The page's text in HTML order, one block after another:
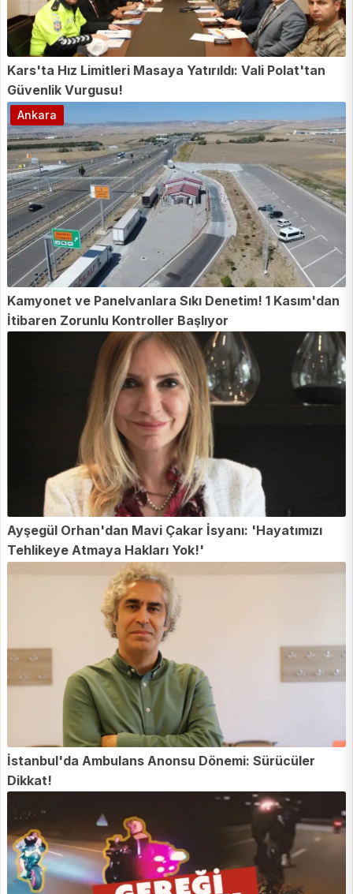
Kars'ta Hız Limitleri Masaya Yatırıldı: Vali Polat'tan
Güvenlik Vurgusu!
Kamyonet ve Panelvanlara Sıkı Denetim! 1 Kasım'dan
İtibaren Zorunlu Kontroller Başlıyor
Ankara
Ayşegül Orhan'dan Mavi Çakar İsyanı: 'Hayatımızı
Tehlikeye Atmaya Hakları Yok!'
İstanbul'da Ambulans Anonsu Dönemi: Sürücüler
Dikkat!